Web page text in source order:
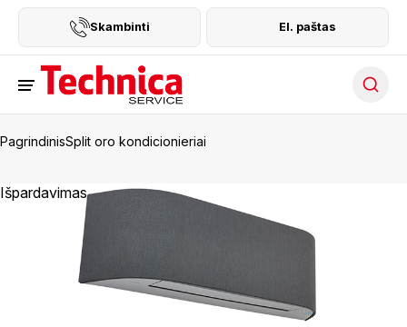
Skambinti El. paštas
PagrindinisSplit oro kondicionieriai
Išpardavimas